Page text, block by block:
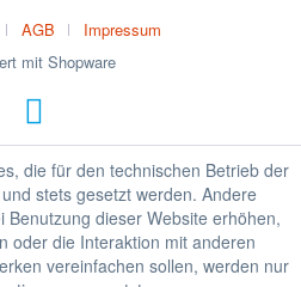
AGB
Impressum
mit Shopware
die für den technischen Betrieb der
stets gesetzt werden. Andere
Benutzung dieser Website erhöhen,
oder die Interaktion mit anderen
vereinfachen sollen, werden nur